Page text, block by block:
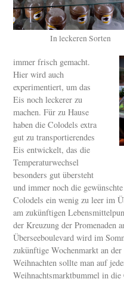
In leckeren Sorten
immer frisch gemacht.
Hier wird auch
experimentiert, um das
Eis noch leckerer zu
machen. Für zu Hause
haben die Colodels extra
gut zu transportierendes
Eis entwickelt, das die
Temperaturwechsel
besonders gut übersteht
und immer noch die
Colodels ein wenig zu leer im
am zukünftigen
der Kreuzung der Promenaden
Überseeboulevard wird im
zukünftige Wochenmarkt an
Weihnachten sollte man auf
Weihnachtsmarktbummel in